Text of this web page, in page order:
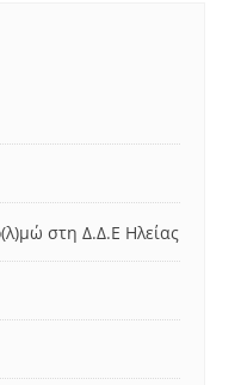
στη Δ.Δ.Ε Ηλείας